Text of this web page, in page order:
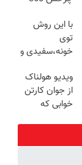
(ضمانت
تعویض +
پرداخت درب
با این روش
توی
خونه،سفیدی و
برگردون
(40%off)
ویدیو هولناک
از جوان کارتن
خوابی که